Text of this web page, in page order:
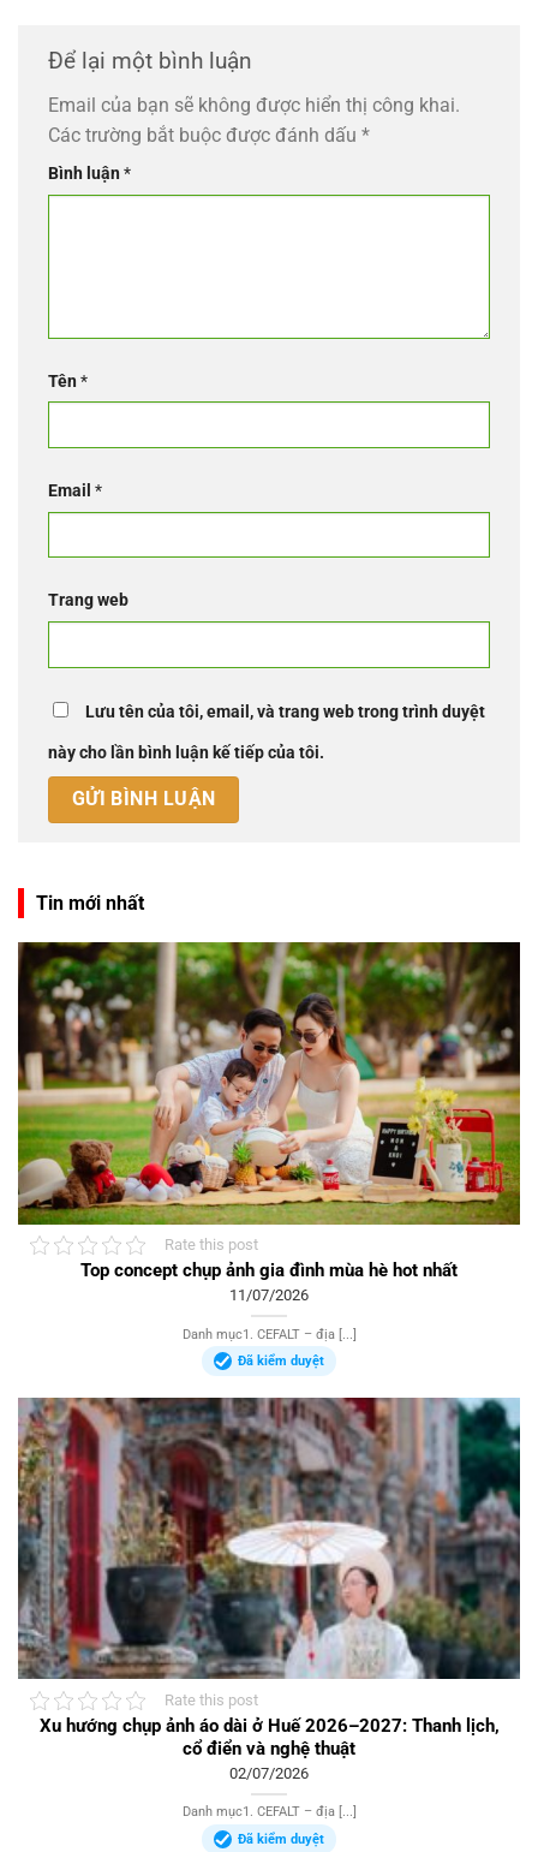
Để lại một bình luận
Email của bạn sẽ không được hiển thị công khai.
Các trường bắt buộc được đánh dấu *
Bình luận*
Tên*
Email *
Trang web
Lưu tên của tôi, email, và trang web trong trình duyệt
này cho lần bình luận kế tiếp của tôi.
Tin mới nhất
Rate this post
Top concept chụp ảnh gia đình mùa hè hot nhất
11/07/2026
Danh mục1. CEFALT – địa [...]
Đã kiểm duyệt
Rate this post
Xu hướng chụp ảnh áo dài ở Huế 2026–2027: Thanh lịch,
cổ điển và nghệ thuật
02/07/2026
Danh mục1. CEFALT – địa [...]
Đã kiểm duyệt